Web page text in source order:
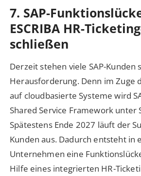
7. SAP-
ESCRIBA HR-
schließen
Derzeit stehen viele SAP-Kunden
Herausforderung. Denn im Zuge
auf cloudbasierte Systeme wird
Shared Service Framework unter
Spätestens Ende 2027 läuft der
Kunden aus. Dadurch entsteht in
Unternehmen eine
Hilfe eines integrierten HR-